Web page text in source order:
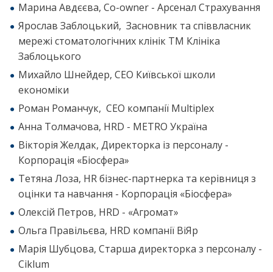
Марина Авдєєва, Co-owner - Арсенал Страхування
Ярослав Заблоцький, Засновник та співвласник
мережі стоматологічних клінік TM Клініка
Заблоцького
Михайло Шнейдер, CEO Київської школи
економіки
Роман Романчук, СЕО компанії Multiplex
Анна Толмачова, HRD - METRO Україна
Вікторія Желдак, Директорка із персоналу -
Корпорація «Біосфера»
Тетяна Лоза, HR бізнес-партнерка та керівниця з
оцінки та навчання - Корпорація «Біосфера»
Олексій Петров, HRD - «Агромат»
Ольга Правільєва, HRD компанії ВіЯр
Марія Шубцова, Старша директорка з персоналу -
Ciklum